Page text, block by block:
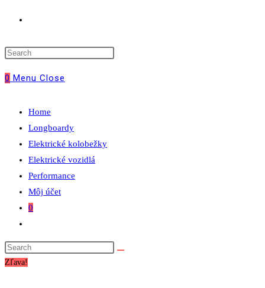
website
0 Menu Close
Home
Longboardy
Elektrické kolobežky
Elektrické vozidlá
Performance
Môj účet
0
search
Zľava!